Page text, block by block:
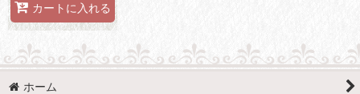
カートに入れる
ホーム